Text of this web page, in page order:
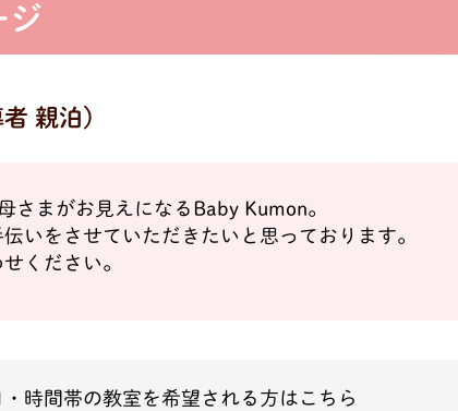
ジ
親泊)
さまがお見えになるBaby Kumon。
いをさせていただきたいと思っております。
ください。
時間帯の教室を希望される方はこちら